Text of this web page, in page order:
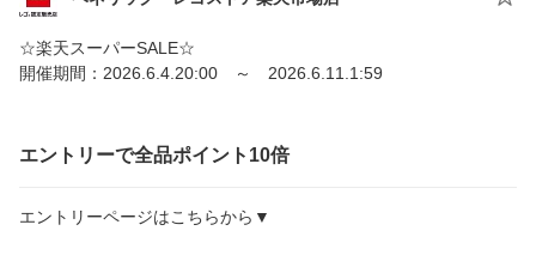
☆楽天スーパーSALE☆
開催期間：2026.6.4.20:00 ～ 2026.6.11.1:59
エントリーで全品ポイント10倍
エントリーページはこちらから▼